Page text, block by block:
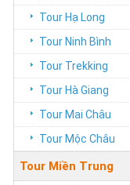
Tour Hạ Long
Tour Ninh Bình
Tour Trekking
Tour Hà Giang
Tour Mai Châu
Tour Mộc Châu
Tour Miền Trung